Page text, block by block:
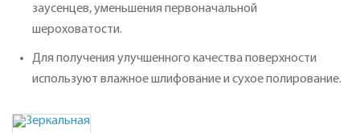
заусенцев, уменьшения первоначальной
шероховатости.
Для получения улучшенного качества поверхности
используют влажное шлифование и сухое полирование.